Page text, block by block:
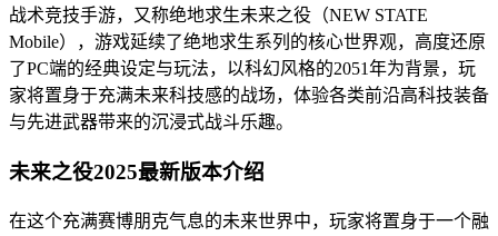
战术竞技手游，又称绝地求生未来之役（NEW STATE
Mobile），游戏延续了绝地求生系列的核心世界观，高度还原
了PC端的经典设定与玩法，以科幻风格的2051年为背景，玩
家将置身于充满未来科技感的战场，体验各类前沿高科技装备
与先进武器带来的沉浸式战斗乐趣。
未来之役2025最新版本介绍
在这个充满赛博朋克气息的未来世界中，玩家将置身于一个融